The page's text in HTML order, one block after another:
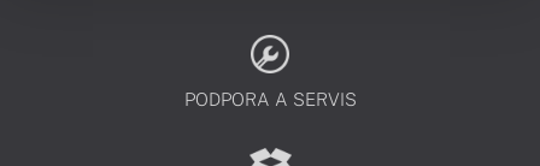
PODPORA A SERVIS